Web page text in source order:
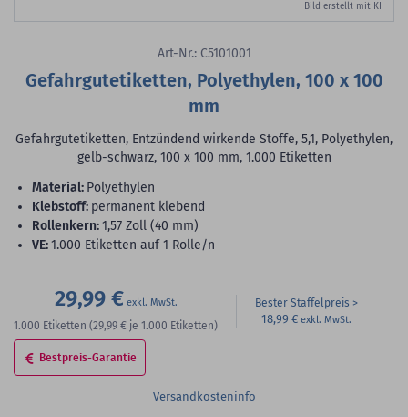
Bild erstellt mit KI
Art-Nr.: C5101001
Gefahrgutetiketten, Polyethylen, 100 x 100
mm
Gefahrgutetiketten, Entzündend wirkende Stoffe, 5,1, Polyethylen,
gelb-schwarz, 100 x 100 mm, 1.000 Etiketten
Material: Polyethylen
Klebstoff: permanent klebend
Rollenkern:1,57 Zoll (40 mm)
VE:1.000 Etiketten auf 1 Rolle/n
29,99 €
1.000 Etiketten (29,99 € je 1.000 Etiketten)
Bester Staffelpreis
18,99 €
Bestpreis-Garantie
Versandkosteninfo